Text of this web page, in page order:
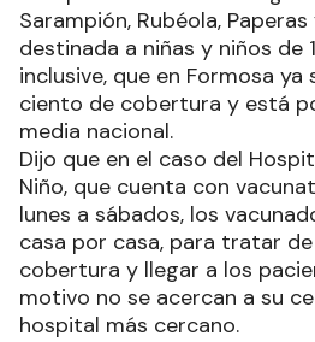
Sarampión, Rubéola,
destinada a niñas y niños de
inclusive, que en Formosa
ciento de cobertura y está
media nacional.
Dijo que en el caso del
Niño, que cuenta con
lunes a sábados, los
casa por casa, para tratar
cobertura y llegar a los
motivo no se acercan a su
hospital más cercano.